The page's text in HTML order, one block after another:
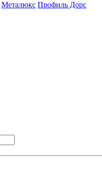
Металюкс Профиль Дорс